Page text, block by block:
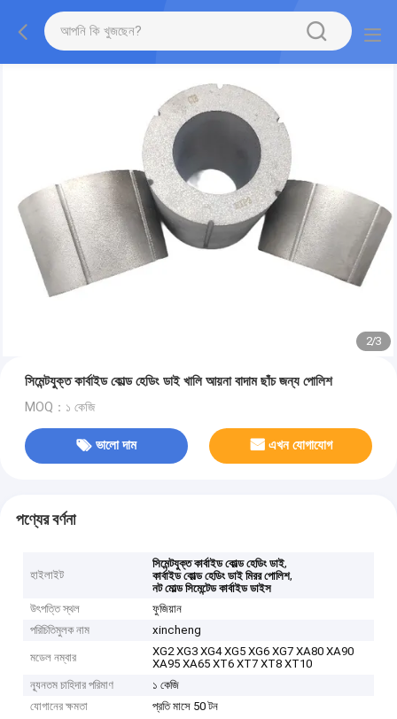
2/3
সিমেন্টযুক্ত কার্বাইড কোল্ড হেডিং ডাই খালি আয়না বাদাম ছাঁচ জন্য পোলিশ
MOQ：১ কেজি
ভালো দাম এখন যোগাযোগ
পণ্যের বর্ণনা
হাইলাইট
সিমেন্টযুক্ত কার্বাইড কোল্ড হেডিং ডাই,
কার্বাইড কোল্ড হেডিং ডাই মিরর পোলিশ,
নট মোল্ড সিমেন্টেড কার্বাইড ডাইস
উৎপত্তি স্থল
ফুজিয়ান
পরিচিতিমুলক নাম
xincheng
মডেল নম্বার
XG2 XG3 XG4 XG5 XG6 XG7 XA80 XA90
XA95 XA65 XT6 XT7 XT8 XT10
ন্যূনতম চাহিদার পরিমাণ
১ কেজি
যোগানের ক্ষমতা
প্রতি মাসে 50 টন